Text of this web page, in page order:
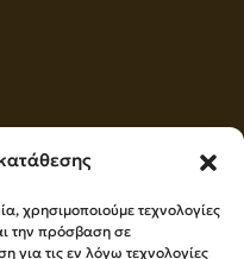
χρησιμοποιούμε τεχνολογίες
την πρόσβαση σε
τις εν λόγω τεχνολογίες
τα νέα μας!